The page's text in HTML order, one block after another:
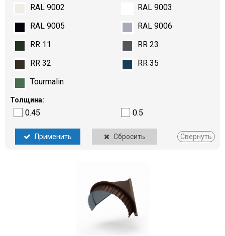
RAL 9002
RAL 9003
RAL 9005
RAL 9006
RR 11
RR 23
RR 32
RR 35
Tourmalin
Толщина:
0.45 0.5
Применить Сбросить Свернуть